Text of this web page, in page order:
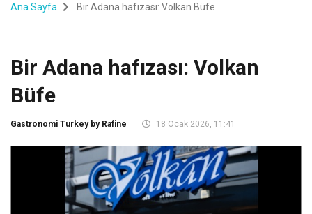
Ana Sayfa Bir Adana hafızası: Volkan Büfe
Bir Adana hafızası: Volkan
Büfe
Gastronomi Turkey by Rafine 18 Ocak 2026, 11:41